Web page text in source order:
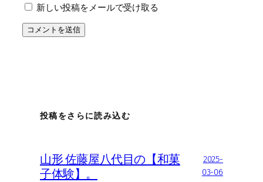
新しい投稿をメールで受け取る
投稿をさらに読み込む
山形 佐藤屋八代目の【和菓
子体験】。
2025-
03-06